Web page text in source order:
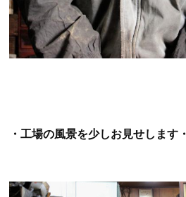
・工場の風景を少しお見せします・